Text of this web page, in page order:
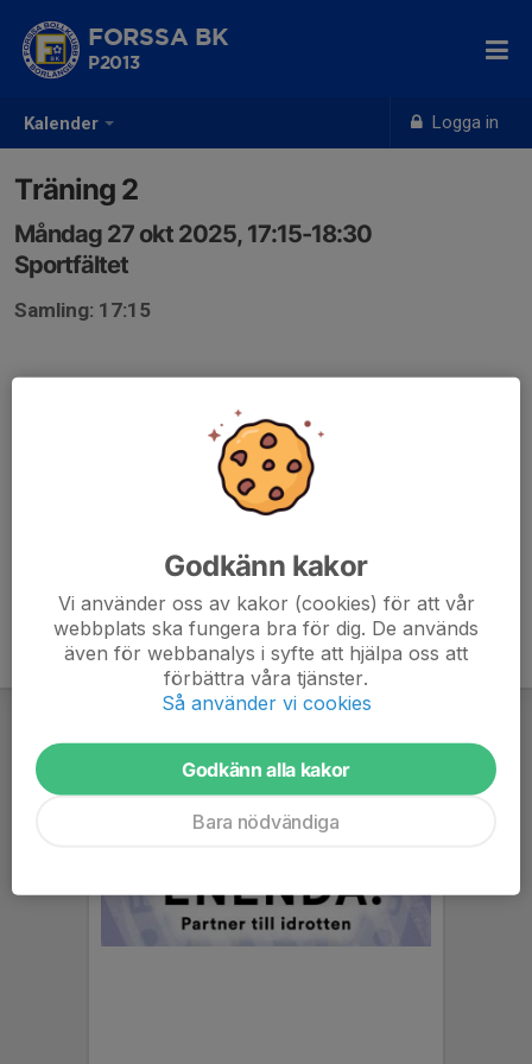
Kalender Logga in
FORSSA BK
P2013
Träning 2
Måndag 27 okt 2025, 17:15-18:30
Sportfältet
Samling: 17:15
Godkänn kakor
Vi använder oss av kakor (cookies) för att vår
webbplats ska fungera bra för dig. De används
även för webbanalys i syfte att hjälpa oss att
förbättra våra tjänster.
Så använder vi cookies
Godkänn alla kakor
Bara nödvändiga